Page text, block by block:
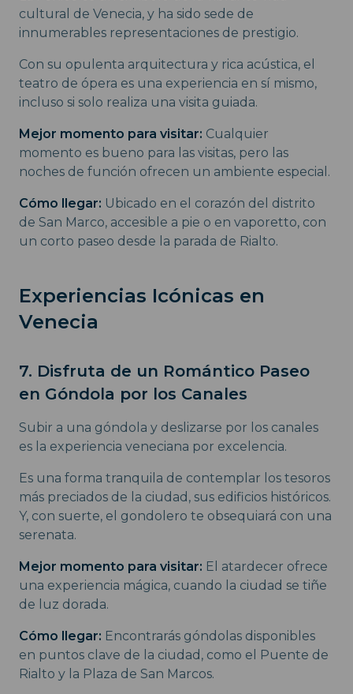
cultural de Venecia, y ha sido sede de
innumerables representaciones de prestigio.
Con su opulenta arquitectura y rica acústica, el
teatro de ópera es una experiencia en sí mismo,
incluso si solo realiza una visita guiada.
Mejor momento para visitar: Cualquier
momento es bueno para las visitas, pero las
noches de función ofrecen un ambiente especial.
Cómo llegar: Ubicado en el corazón del distrito
de San Marco, accesible a pie o en vaporetto, con
un corto paseo desde la parada de Rialto.
Experiencias Icónicas en
Venecia
7. Disfruta de un Romántico Paseo
en Góndola por los Canales
Subir a una góndola y deslizarse por los canales
es la experiencia veneciana por excelencia.
Es una forma tranquila de contemplar los tesoros
más preciados de la ciudad, sus edificios históricos.
Y, con suerte, el gondolero te obsequiará con una
serenata.
Mejor momento para visitar: El atardecer ofrece
una experiencia mágica, cuando la ciudad se tiñe
de luz dorada.
Cómo llegar: Encontrarás góndolas disponibles
en puntos clave de la ciudad, como el Puente de
Rialto y la Plaza de San Marcos.